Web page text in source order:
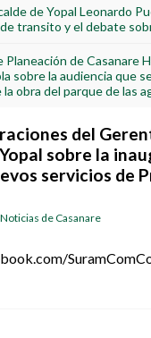
de Yopal Leonardo
transito y el debate
Planeación de Casanare
sobre la audiencia que
obra del parque de las
del
sobre la
servicios de
Noticias de Casanare